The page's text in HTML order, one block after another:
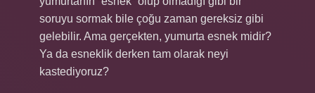
soruyu sormak bile çoğu zaman gereksiz gibi
gelebilir. Ama gerçekten, yumurta esnek midir?
Ya da esneklik derken tam olarak neyi
kastediyoruz?